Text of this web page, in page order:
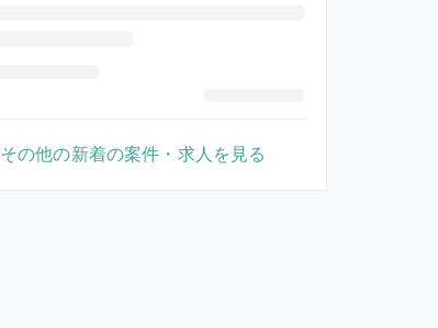
その他の新着の案件・求人を見る